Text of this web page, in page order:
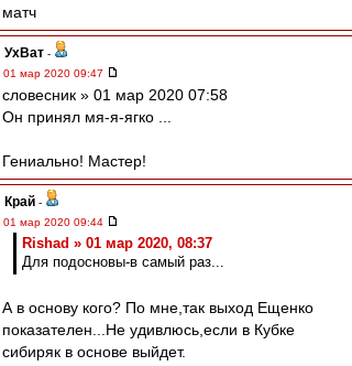
матч
УхВат -
01 мар 2020 09:47
словесник » 01 мар 2020 07:58
Он принял мя-я-ягко ...
Гениально! Мастер!
Край -
01 мар 2020 09:44
Rishad » 01 мар 2020, 08:37
Для подосновы-в самый раз...
А в основу кого? По мне,так выход Ещенко
показателен...Не удивлюсь,если в Кубке
сибиряк в основе выйдет.